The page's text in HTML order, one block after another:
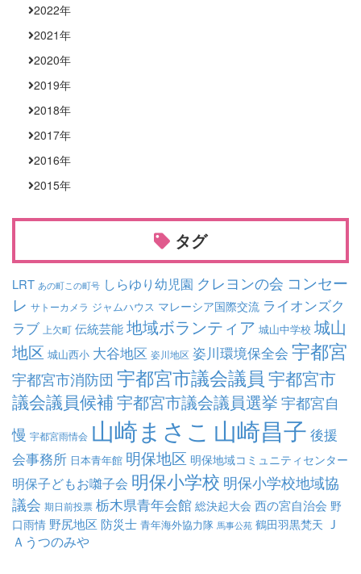
2022年
2021年
2020年
2019年
2018年
2017年
2016年
2015年
タグ
LRT あの町この町号 しらゆり幼児園 クレヨンの会 コンセー
レ サトーカメラ ジャムハウス マレーシア国際交流 ライオンズク
ラブ 上欠町 伝統芸能地域ボランティア 城山中学校 城山
地区 城山西小 大谷地区 姿川地区 姿川環境保全会 宇都宮
宇都宮市消防団 宇都宮市議会議員 宇都宮市
議会議員候補宇都宮市議会議員選挙 宇都宮自
慢 宇都宮雨情会 山崎まさこ 山崎昌子 後援
会事務所 日本青年館 明保地区 明保地域コミュニティセンター
明保子どもお囃子会 明保小学校 明保小学校地域協
議会 期日前投票 栃木県青年会館 総決起大会 西の宮自治会 野
口雨情 野尻地区 防災士 青年海外協力隊 馬事公苑 鶴田羽黒梵天
Ｊ
Ａうつのみや